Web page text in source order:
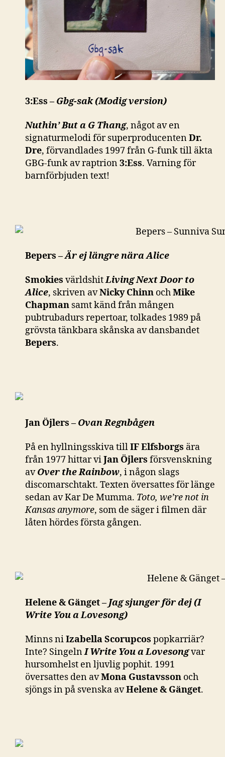
3:Ess – Gbg-sak (Modig version)
Nuthin’ But a G Thang, något av en
signaturmelodi för superproducentenDr.
Dre, förvandlades 1997 från G-funk till äkta
GBG-funk av raptrion3:Ess. Varning för
barnförbjuden text!
Bepers –Är ej längre nära Alice
Smokies världshitLiving Next Door to
Alice, skriven avNicky Chinn ochMike
Chapman samt känd från mången
pubtrubadurs repertoar, tolkades 1989 på
grövsta tänkbara skånska av dansbandet
Bepers.
Jan Öjlers – Ovan Regnbågen
På en hyllningsskiva tillIF Elfsborgs ära
från 1977 hittar viJan Öjlers försvenskning
avOver the Rainbow, i någon slags
discomarschtakt. Texten översattes för länge
sedan av Kar De Mumma. Toto, we’re not in
Kansas anymore, som de säger i filmen där
låten hördes första gången.
Helene & Gänget – Jag sjunger för dej (I
Write You a Lovesong)
Minns niIzabella Scorupcos popkarriär?
Inte? SingelnI Write You a Lovesongvar
hursomhelst en ljuvlig pophit. 1991
översattes den avMona Gustavsson och
sjöngs in på svenska avHelene & Gänget.